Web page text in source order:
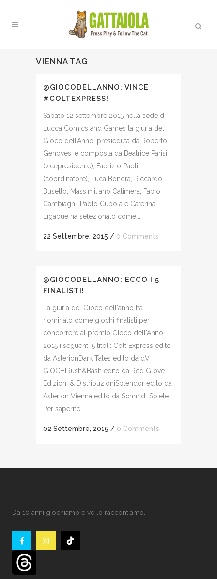
VIENNA TAG
@GIOCODELLANNO: VINCE
#COLTEXPRESS!
Sabato 12 settembre 2015 nella sede di
Lucca Comics and Games la giuria del
Gioco dell’Anno, presieduta da Roberto
Genovesi e composta da Beatrice Parisi
(vicepresidente), Fabrizio Paoli
(coordinatore), Luca Bonora, Riccardo
Busetto, Massimiliano Calimera, Fabio
Cambiaghi, Paolo Cupola e Caterina
Ligabue ha selezionato come...
22 Settembre, 2015 / 0 Comments
@GIOCODELLANNO: ECCO I 5
FINALISTI!
La giuria del Gioco dell'anno​ ha
nominato come giochi finalisti per
concorrere al premio Gioco dell'Anno
2015 i seguenti 5 titoli: Colt Express edito
da Asterion​ Dark Tales edito da dV
GIOCHI​ Rush&Bash edito da Red Glove
Edizioni & Distribuzioni​ Splendor edito da
Asterion Vienna edito da Schmidt Spiele​
Per saperne...
02 Settembre, 2015 / 0 Comments
Da 10 anni giochiamo e ve lo raccontiamo.